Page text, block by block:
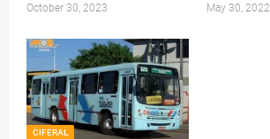
October 30, 2023 May 30, 2022
CIFERAL